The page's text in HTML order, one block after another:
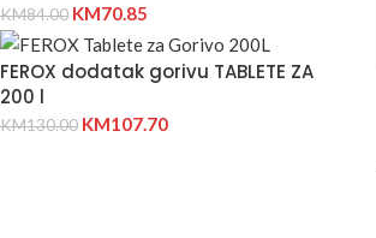
KM84.00 KM70.85
FEROX dodatak gorivu TABLETE ZA
200 l
KM130.00 KM107.70